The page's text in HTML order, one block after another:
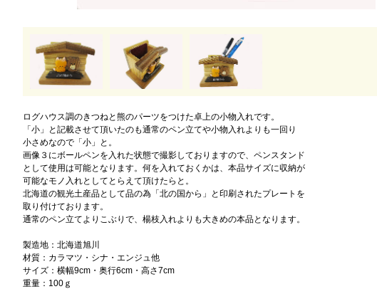
ログハウス調のきつねと熊のパーツをつけた卓上の小物入れです。
「小」と記載させて頂いたのも通常のペン立てや小物入れよりも一回り
小さめなので「小」と。
画像３にボールペンを入れた状態で撮影しておりますので、ペンスタンド
として使用は可能となります。何を入れておくかは、本品サイズに収納が
可能なモノ入れとしてとらえて頂けたらと。
北海道の観光土産品として品の為「北の国から」と印刷されたプレートを
取り付けております。
通常のペン立てよりこぶりで、楊枝入れよりも大きめの本品となります。
製造地：北海道旭川
材質：カラマツ・シナ・エンジュ他
サイズ：横幅9cm・奥行6cm・高さ7cm
重量：100ｇ